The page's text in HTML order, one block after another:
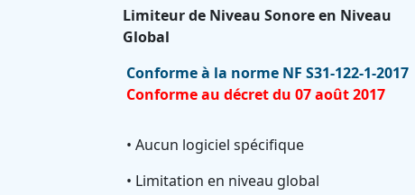
Limiteur de Niveau Sonore en Niveau
Global
Conforme à la norme NF S31-122-1-2017
Conforme au décret du 07 août 2017
• Aucun logiciel spécifique
• Limitation en niveau global